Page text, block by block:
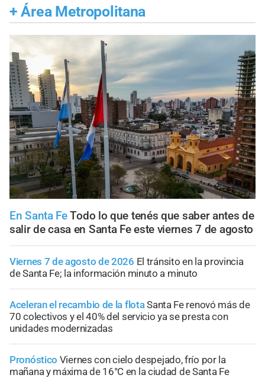
+ Área Metropolitana
En Santa FeTodo lo que tenés que saber antes de
salir de casa en Santa Fe este viernes 7 de agosto
Viernes 7 de agosto de 2026 El tránsito en la provincia
de Santa Fe; la información minuto a minuto
Aceleran el recambio de la flotaSanta Fe renovó más de
70 colectivos y el 40% del servicio ya se presta con
unidades modernizadas
Pronóstico Viernes con cielo despejado, frío por la
mañana y máxima de 16°C en la ciudad de Santa Fe